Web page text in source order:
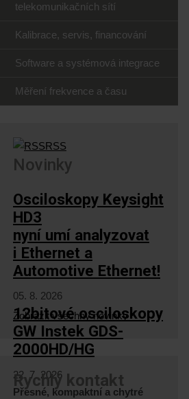
telekomunikačních sítí
Kalibrace, servis, financování
Software a systémová integrace
Měření frekvence a času
RSS
Novinky
Osciloskopy Keysight
HD3
nyní umí analyzovat
i Ethernet a
Automotive Ethernet!
05. 8. 2026
12bitové osciloskopy
GW Instek GDS-
2000HD/HG
22. 7. 2026
Přesné, kompaktní a chytré
Zobrazit všechny novinky
Rychlý kontakt